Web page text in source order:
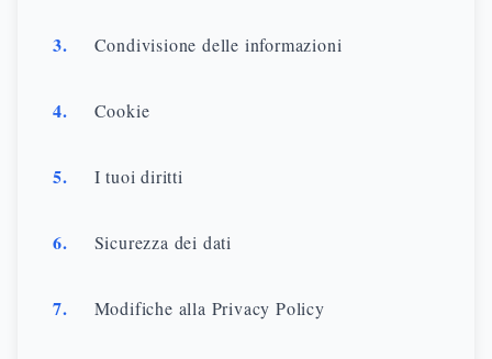
3. Condivisione delle informazioni
4. Cookie
5. I tuoi diritti
6. Sicurezza dei dati
7. Modifiche alla Privacy Policy